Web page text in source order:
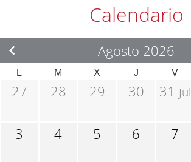
Calendario
Agosto 2026
L M X J V
27 28 29 30 31 Jul
3 4 5 6 7